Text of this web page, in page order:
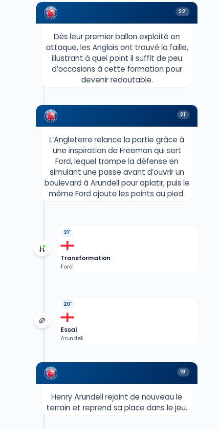
22'
Dès leur premier ballon exploité en
attaque, les Anglais ont trouvé la faille,
illustrant à quel point il suffit de peu
d’occasions à cette formation pour
devenir redoutable.
21'
L’Angleterre relance la partie grâce à
une inspiration de Freeman qui sert
Ford, lequel trompe la défense en
simulant une passe avant d’ouvrir un
boulevard à Arundell pour aplatir, puis le
même Ford ajoute les points au pied.
21'
Transformation
Ford
20'
Essai
Arundell
19'
Henry Arundell rejoint de nouveau le
terrain et reprend sa place dans le jeu.